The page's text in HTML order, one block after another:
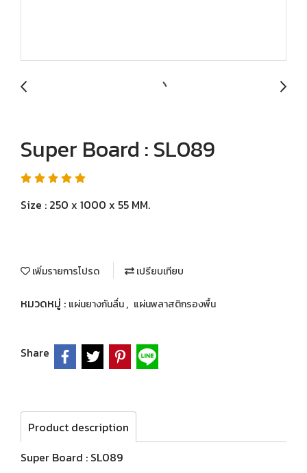
Super Board : SL089
Size : 250 x 1000 x 55 MM.
เพิ่มรายการโปรด เปรียบเทียบ
หมวดหมู่ : แผ่นยางกันลื่น, แผ่นพลาสติกรองพื้น
Share
Product description
Super Board : SL089